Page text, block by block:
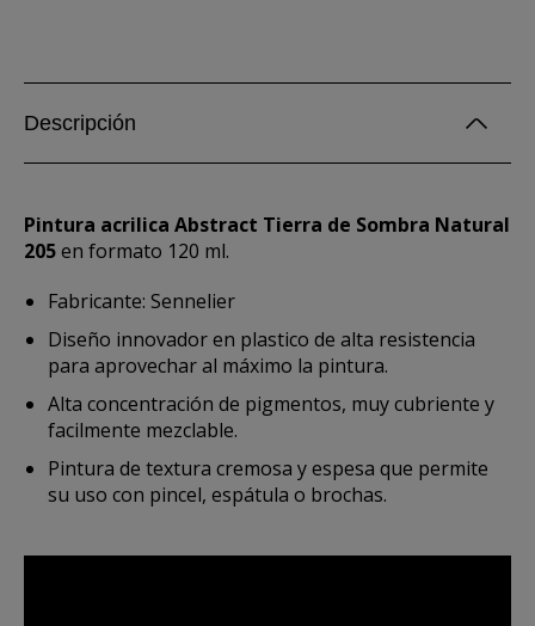
Descripción
Pintura acrilica Abstract Tierra de Sombra Natural
205en formato 120 ml.
Fabricante: Sennelier
Diseño innovador en plastico de alta resistencia
para aprovechar al máximo la pintura.
Alta concentración de pigmentos, muy cubriente y
facilmente mezclable.
Pintura de textura cremosa y espesa que permite
su uso con pincel, espátula o brochas.